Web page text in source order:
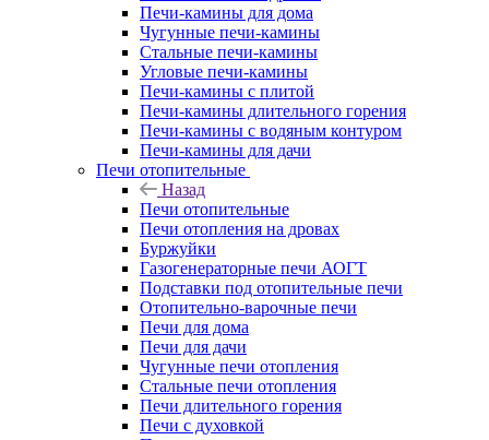
Печи-камины для дома
Чугунные печи-камины
Стальные печи-камины
Угловые печи-камины
Печи-камины с плитой
Печи-камины длительного горения
Печи-камины с водяным контуром
Печи-камины для дачи
Печи отопительные
Назад
Печи отопительные
Печи отопления на дровах
Буржуйки
Газогенераторные печи АОГТ
Подставки под отопительные печи
Отопительно-варочные печи
Печи для дома
Печи для дачи
Чугунные печи отопления
Стальные печи отопления
Печи длительного горения
Печи с духовкой